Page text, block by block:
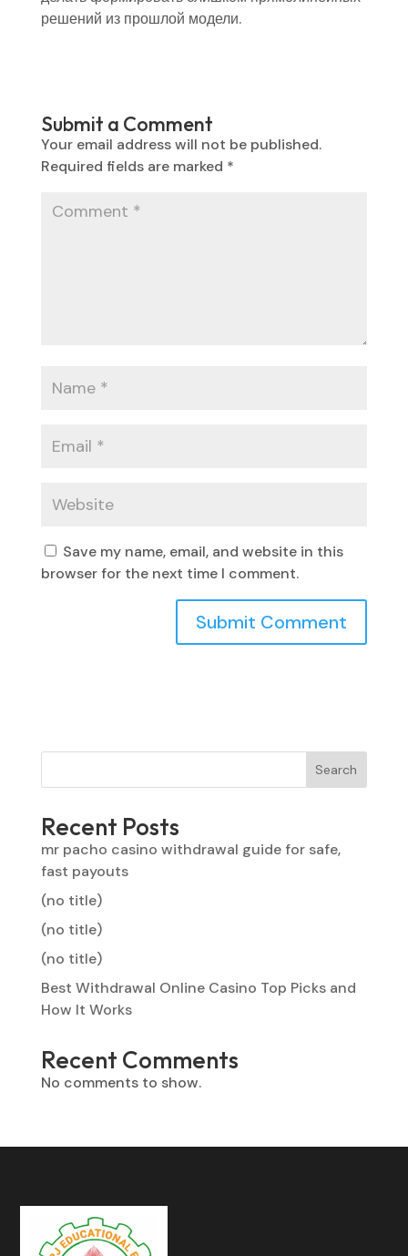
решений из прошлой модели.
Submit a Comment
Your email address will not be published.
Required fields are marked *
Save my name, email, and website in this
browser for the next time I comment.
Search
Recent Posts
mr pacho casino withdrawal guide for safe,
fast payouts
(no title)
(no title)
(no title)
Best Withdrawal Online Casino Top Picks and
How It Works
Recent Comments
No comments to show.